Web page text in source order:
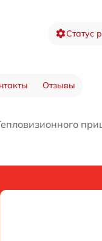
Статус
Отзывы